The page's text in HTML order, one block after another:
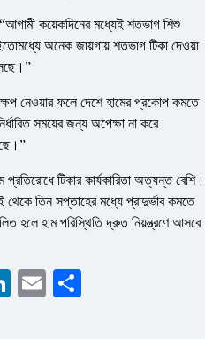
কয়েকদিনের মধ্যেই শতভাগ শিশু
অনেক জায়গায় শতভাগ টিকা দেওয়া
নেওয়ার ফলে দেশে হামের প্রকোপ কমতে
সময়ের জন্য অপেক্ষা না করে
প্রতিরোধে টিকার কার্যকারিতা অত্যন্ত বেশি।
থেকে তিন সপ্তাহের মধ্যে প্রাদুর্ভাব কমতে
হলে হাম পরিস্থিতি দ্রুত নিয়ন্ত্রণে আসবে
LinkedIn
Email